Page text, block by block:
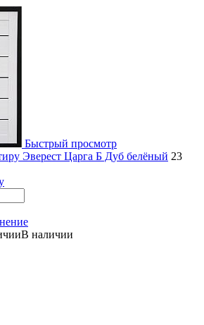
Быстрый просмотр
Эверест Царга Б Дуб белёный 23
В наличии